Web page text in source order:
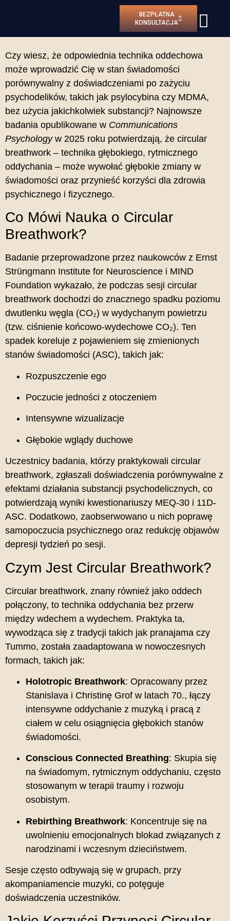
BEZPŁATNA
KONSULTACJA
Czy wiesz, że odpowiednia technika oddechowa
może wprowadzić Cię w stan świadomości
porównywalny z doświadczeniami po zażyciu
psychodelików, takich jak psylocybina czy MDMA,
bez użycia jakichkolwiek substancji? Najnowsze
badania opublikowane w Communications
Psychologyw 2025 roku potwierdzają, że circular
breathwork – technika głębokiego, rytmicznego
oddychania – może wywołać głębokie zmiany w
świadomości oraz przynieść korzyści dla zdrowia
psychicznego i fizycznego.
Co Mówi Nauka o Circular
Breathwork?
Badanie przeprowadzone przez naukowców z Ernst
Strüngmann Institute for Neuroscience i MIND
Foundation wykazało, że podczas sesji circular
breathwork dochodzi do znacznego spadku poziomu
dwutlenku węgla (CO₂) w wydychanym powietrzu
(tzw. ciśnienie końcowo-wydechowe CO₂). Ten
spadek koreluje z pojawieniem się zmienionych
stanów świadomości (ASC), takich jak:
Rozpuszczenie ego
Poczucie jedności z otoczeniem
Intensywne wizualizacje
Głębokie wglądy duchowe
Uczestnicy badania, którzy praktykowali circular
breathwork, zgłaszali doświadczenia porównywalne z
efektami działania substancji psychodelicznych, co
potwierdzają wyniki kwestionariuszy MEQ-30 i 11D-
ASC. Dodatkowo, zaobserwowano u nich poprawę
samopoczucia psychicznego oraz redukcję objawów
depresji tydzień po sesji.
Czym Jest Circular Breathwork?
Circular breathwork, znany również jako oddech
połączony, to technika oddychania bez przerw
między wdechem a wydechem. Praktyka ta,
wywodząca się z tradycji takich jak pranajama czy
Tummo, została zaadaptowana w nowoczesnych
formach, takich jak:
Holotropic Breathwork: Opracowany przez
Stanislava i Christinę Grof w latach 70., łączy
intensywne oddychanie z muzyką i pracą z
ciałem w celu osiągnięcia głębokich stanów
świadomości.
Conscious Connected Breathing: Skupia się
na świadomym, rytmicznym oddychaniu, często
stosowanym w terapii traumy i rozwoju
osobistym.
Rebirthing Breathwork: Koncentruje się na
uwolnieniu emocjonalnych blokad związanych z
narodzinami i wczesnym dzieciństwem.
Sesje często odbywają się w grupach, przy
akompaniamencie muzyki, co potęguje
doświadczenia uczestników.